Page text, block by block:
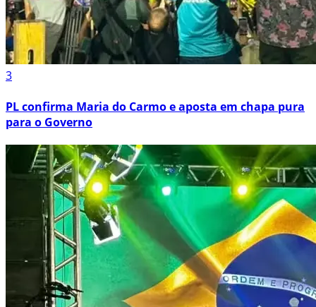
3
PL confirma Maria do Carmo e aposta em chapa pura
para o Governo